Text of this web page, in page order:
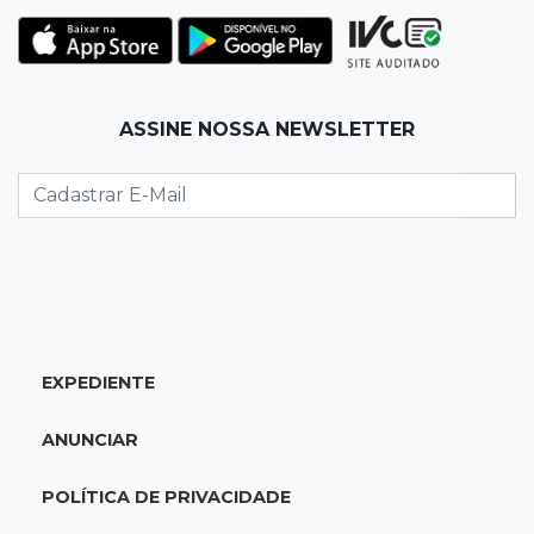
22:42Resumão
Palmeiras e Vasco confirmam vagas nas
Eleitorado aprova teste da urna, mas diz que
colinha será "fundamental"
Escolas municipais lideram notas do Ensino
ASSINE NOSSA NEWSLETTER
EXPEDIENTE
ANUNCIAR
POLÍTICA DE PRIVACIDADE